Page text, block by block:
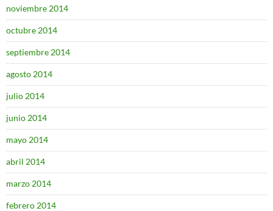
noviembre 2014
octubre 2014
septiembre 2014
agosto 2014
julio 2014
junio 2014
mayo 2014
abril 2014
marzo 2014
febrero 2014